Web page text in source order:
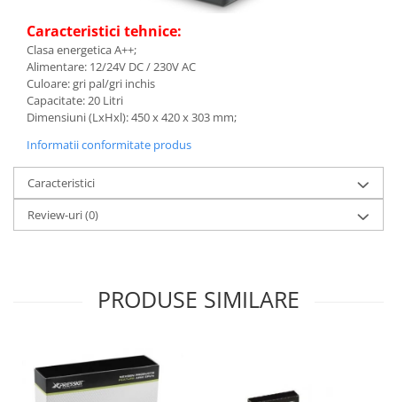
Caracteristici tehnice:
Clasa energetica A++;
Alimentare: 12/24V DC / 230V AC
Culoare: gri pal/gri inchis
Capacitate: 20 Litri
Dimensiuni (LxHxl): 450 x 420 x 303 mm;
Informatii conformitate produs
Caracteristici
Review-uri(0)
PRODUSE SIMILARE